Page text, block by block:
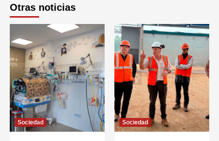
Otras noticias
Sociedad Sociedad